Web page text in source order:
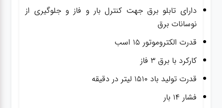
دارای تابلو برق جهت کنترل بار و فاز و جلوگیری از
نوسانات برق
قدرت الکتروموتور ۱۵ اسب
کارکرد با برق ۳ فاز
قدرت تولید باد ۱۵۱۰ لیتر در دقیقه
فشار ۱۴ بار